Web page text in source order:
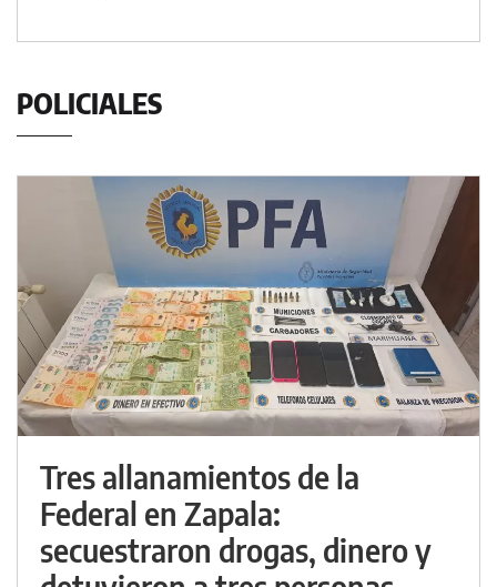
POLICIALES
Tres allanamientos de la
Federal en Zapala:
secuestraron drogas, dinero y